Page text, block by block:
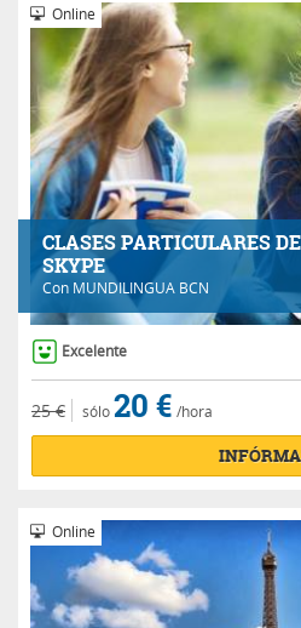
CLASES PARTICULARES
SKYPE
Con MUNDILINGUA BCN
Online
Excelente
25 € sólo20 € /hora
Online